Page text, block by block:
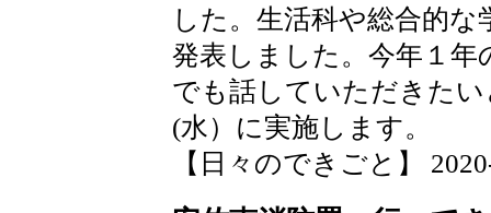
した。生活科や総合的
発表しました。今年１
でも話していただきた
(水）に実施します。
【日々のできごと】